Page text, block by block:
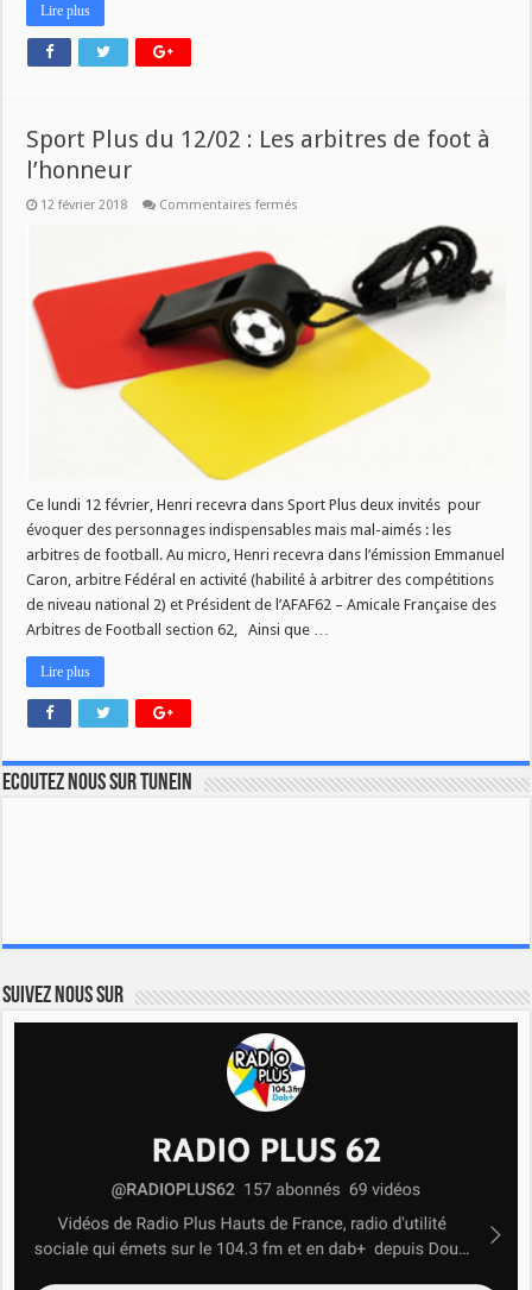
Lire plus
Sport Plus du 12/02 : Les arbitres de foot à
l’honneur
12 février 2018 Commentaires fermés
:
Les
arbitres
de
foot
à
Ce lundi 12 février, Henri recevra dans Sport Plus deux invités pour
évoquer des personnages indispensables mais mal-aimés : les
arbitres de football. Au micro, Henri recevra dans l’émission Emmanuel
Caron, arbitre Fédéral en activité (habilité à arbitrer des compétitions
de niveau national 2) et Président de l’AFAF62 – Amicale Française des
Arbitres de Football section 62, Ainsi que …
Lire plus
Ecoutez nous sur TuneIn
Suivez nous sur